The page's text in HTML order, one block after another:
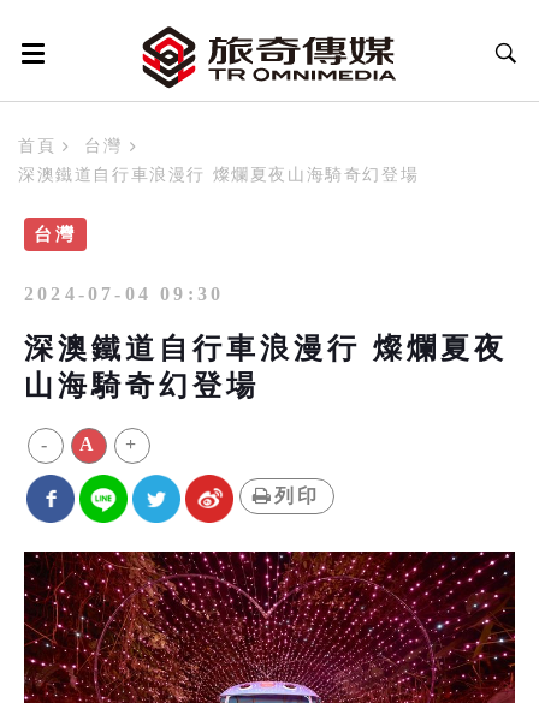
首頁
台灣
深澳鐵道自行車浪漫行 燦爛夏夜山海騎奇幻登場
台灣
2024-07-04 09:30
深澳鐵道自行車浪漫行 燦爛夏夜
山海騎奇幻登場
- A +
列印